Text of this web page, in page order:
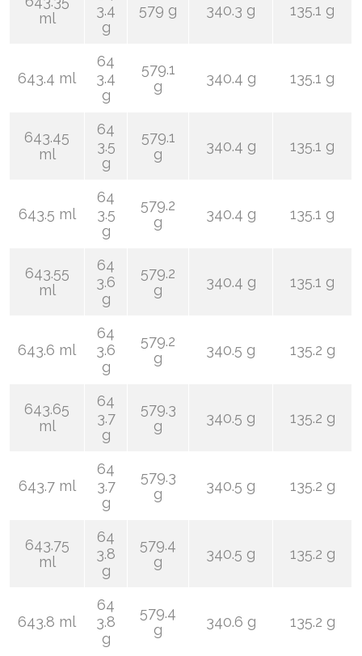
ml
3.4
g
579 g 340.3 g 135.1 g
643.4 ml
64
3.4
g
579.1
g
340.4 g 135.1 g
643.45
ml
64
3.5
g
579.1
g
340.4 g 135.1 g
643.5 ml
64
3.5
g
579.2
g
340.4 g 135.1 g
643.55
ml
64
3.6
g
579.2
g
340.4 g 135.1 g
643.6 ml
64
3.6
g
579.2
g
340.5 g 135.2 g
643.65
ml
64
3.7
g
579.3
g
340.5 g 135.2 g
643.7 ml
64
3.7
g
579.3
g
340.5 g 135.2 g
643.75
ml
64
3.8
g
579.4
g
340.5 g 135.2 g
643.8 ml
64
3.8
g
579.4
g
340.6 g 135.2 g